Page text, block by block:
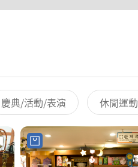
慶典/活動/表演 休閒運動